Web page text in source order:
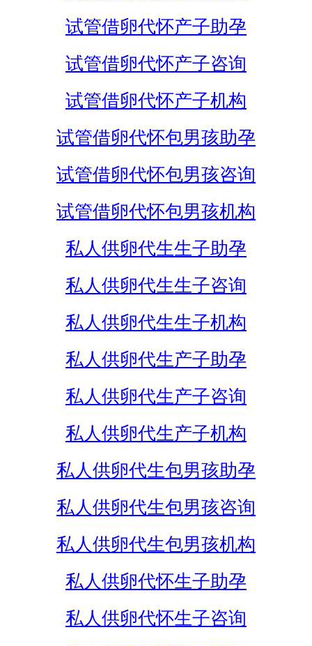
试管借卵代怀产子助孕
试管借卵代怀产子咨询
试管借卵代怀产子机构
试管借卵代怀包男孩助孕
试管借卵代怀包男孩咨询
试管借卵代怀包男孩机构
私人供卵代生生子助孕
私人供卵代生生子咨询
私人供卵代生生子机构
私人供卵代生产子助孕
私人供卵代生产子咨询
私人供卵代生产子机构
私人供卵代生包男孩助孕
私人供卵代生包男孩咨询
私人供卵代生包男孩机构
私人供卵代怀生子助孕
私人供卵代怀生子咨询